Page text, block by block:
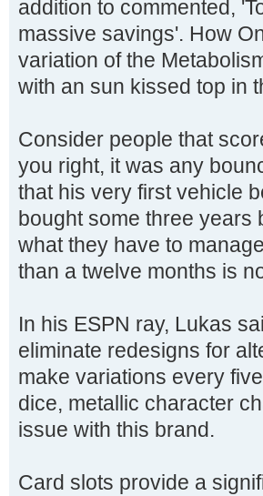
addition to commented,
massive savings'. How
variation of the
with an sun kissed top in
Consider people that
you right, it was any
that his very first vehicle
bought some three years
what they have to
than a twelve months is
In his ESPN ray, Lukas
eliminate redesigns for
make variations every
dice, metallic character
issue with this brand.
Card slots provide a